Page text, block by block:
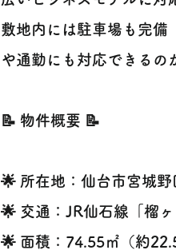
敷地内には駐車場も完備
や通勤にも対応できるの
📝 物件概要 📝
🌟 所在地：仙台市宮城
🌟 交通：JR仙石線「榴
🌟 面積：74.55㎡（約